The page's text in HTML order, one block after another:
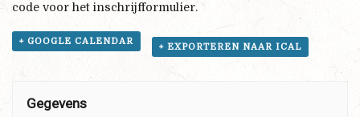
code voor het inschrijfformulier.
+ GOOGLE CALENDAR
+ EXPORTEREN NAAR ICAL
Gegevens